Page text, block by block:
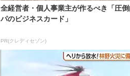
全経営者・個人事業主が作るべき「圧
パのビジネスカード」
PR(クレディセゾン)